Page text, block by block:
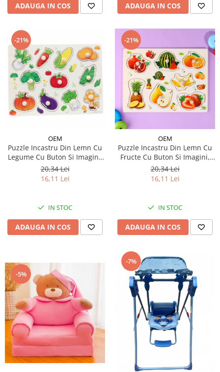
ADAUGA IN COS ADAUGA IN COS
-21%
OEM
Puzzle Incastru Din Lemn Cu
Legume Cu Buton Si Imagini,
30x22 cm
20,34 Lei
16,11 Lei
IN STOC
ADAUGA IN COS
-21%
OEM
Puzzle Incastru Din Lemn Cu
Fructe Cu Buton Si Imagini,
30x22 cm
20,34 Lei
16,11 Lei
IN STOC
ADAUGA IN COS
-5%
-7%